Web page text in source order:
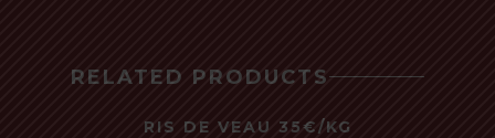
RELATED PRODUCTS
RIS DE VEAU 35€/KG